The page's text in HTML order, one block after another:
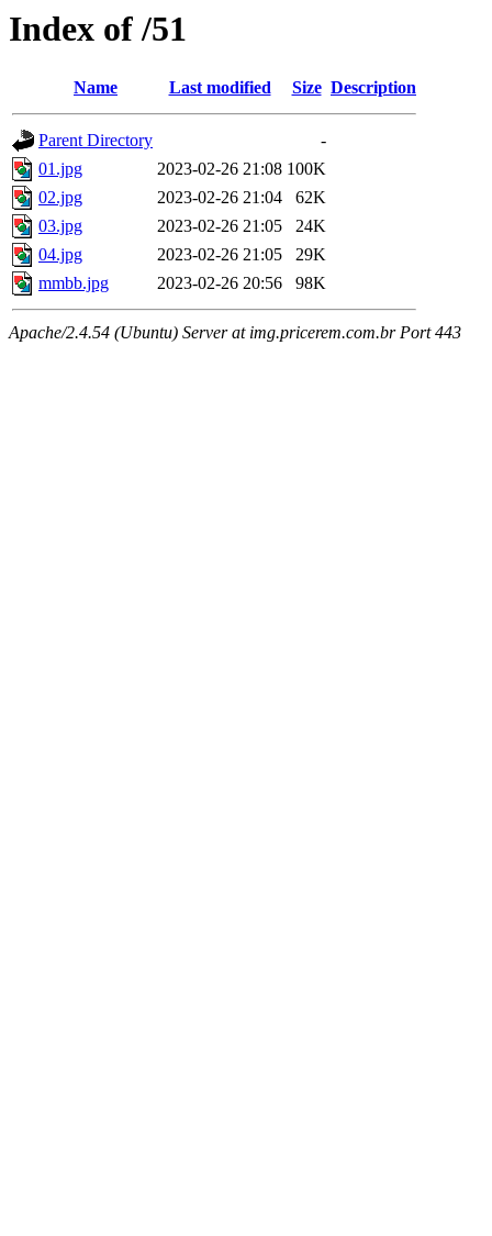
Index of /51
Name Last modified Size Description
Parent Directory
-
01.jpg
2023-02-26 21:08 100K
02.jpg
2023-02-26 21:04
62K
03.jpg
2023-02-26 21:05
24K
04.jpg
2023-02-26 21:05
29K
mmbb.jpg
2023-02-26 20:56 98K
Apache/2.4.54 (Ubuntu) Server at img.pricerem.com.br Port 443